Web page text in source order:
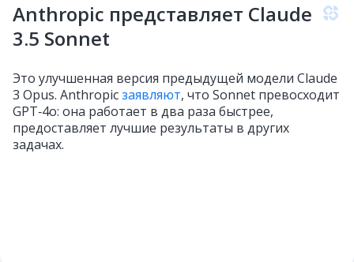
Anthropic представляет Claude
3.5 Sonnet
Это улучшенная версия предыдущей модели Claude
3 Opus. Anthropicзаявляют, что Sonnet превосходит
GPT‑4o: она работает в два раза быстрее,
предоставляет лучшие результаты в других
задачах.